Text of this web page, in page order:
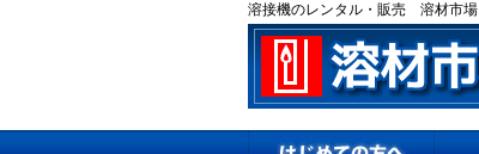
溶接機のレンタル・販売 溶材市場